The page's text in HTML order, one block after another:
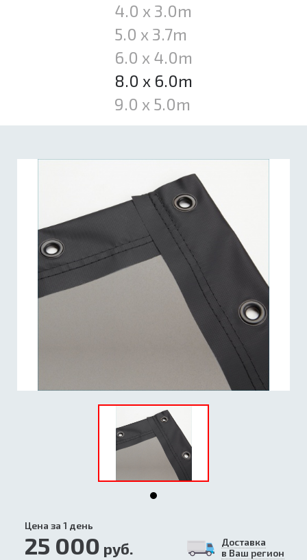
4.0 x 3.0m
5.0 x 3.7m
6.0 x 4.0m
8.0 x 6.0m
9.0 x 5.0m
Доставка
в Ваш регион
Цена за 1 день
25 000 руб.